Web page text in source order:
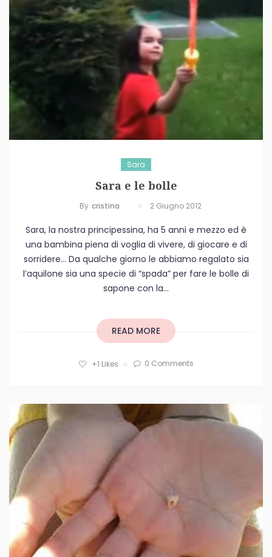
Sara
Sara e le bolle
By Cristina 2 Giugno 2012
Sara, la nostra principessina, ha 5 anni e mezzo ed è
una bambina piena di voglia di vivere, di giocare e di
sorridere… Da qualche giorno le abbiamo regalato sia
l’aquilone sia una specie di “spada” per fare le bolle di
sapone con la...
READ MORE
+1 Likes 0 Comments